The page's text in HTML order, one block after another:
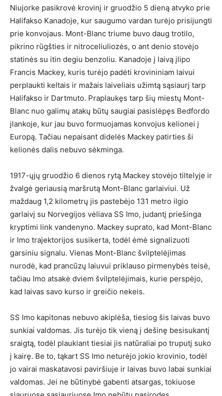
Niujorke pasikrovė krovinį ir gruodžio 5 dieną atvyko prie
Halifakso Kanadoje, kur saugumo vardan turėjo prisijungti
prie konvojaus. Mont-Blanc triume buvo daug trotilo,
pikrino rūgšties ir nitroceliuliozės, o ant denio stovėjo
statinės su itin degiu benzoliu. Kanadoje į laivą įlipo
Francis Mackey, kuris turėjo padėti krovininiam laivui
perplaukti keltais ir mažais laiveliais užimtą sąsiaurį tarp
Halifakso ir Dartmuto. Praplaukęs tarp šių miestų Mont-
Blanc nuo galimų atakų būtų saugiai pasislėpęs Bedfordo
įlankoje, kur jau buvo formuojamas konvojus kelionei į
Europą. Tačiau nepaisant didelės Mackey patirties ši
kelionės dalis nebuvo sėkminga.
1917-ųjų gruodžio 6 dienos rytą Mackey stovėjo tiltelyje ir
žvalgė geriausią maršrutą Mont-Blanc garlaiviui. Už
maždaug 1,2 kilometrų jis pastebėjo 131 metro ilgio
garlaivį su Norvegijos vėliava SS Imo, judantį priešinga
kryptimi link vandenyno. Mackey suprato, kad Mont-Blanc
ir Imo trajektorijos susikerta, todėl ėmė signalizuoti
garsiniu signalu. Vienas Mont-Blanc švilptelėjimas
nurodė, kad prancūzų laiuvui priklauso pirmenybės teisė,
tačiau Imo atsakė dviem švilptelėjimais, kurie perspėjo,
kad laivas savo kurso ir greičio nekeis.
SS Imo kapitonas nebuvo akiplėša, tiesiog šis laivas buvo
sunkiai valdomas. Jis turėjo tik vieną į dešinę besisukantį
sraigtą, todėl plaukiant tiesiai jis natūraliai po truputį suko
į kairę. Be to, tąkart SS Imo neturėjo jokio krovinio, todėl
jo vairai maskatavosi paviršiuje ir laivas buvo labai sunkiai
valdomas. Jei ne būtinybė gabenti atsargas, tokiuose